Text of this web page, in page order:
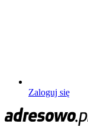
Zaloguj się